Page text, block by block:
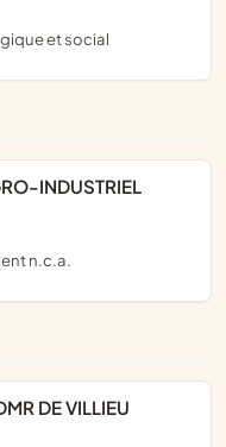
et social
n.c.a.
DE VILLIEU